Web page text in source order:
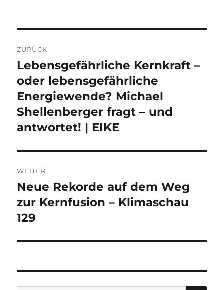
ZURÜCK
Vorheriger
Beitrag:
Lebensgefährliche Kernkraft –
oder lebensgefährliche
Energiewende? Michael
Shellenberger fragt – und
antwortet! | EIKE
WEITER
Nächster
Beitrag:
Neue Rekorde auf dem Weg
zur Kernfusion – Klimaschau
129